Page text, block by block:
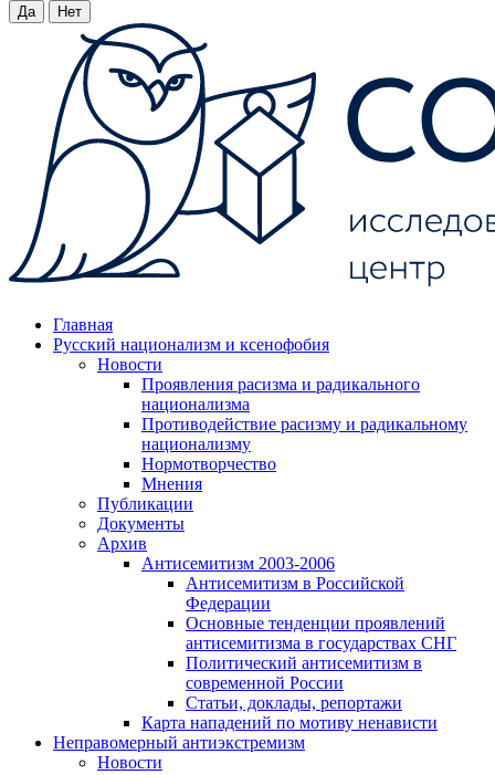
Да Нет
Главная
Русский национализм и ксенофобия
Новости
Проявления расизма и радикального
национализма
Противодействие расизму и радикальному
национализму
Нормотворчество
Мнения
Публикации
Документы
Архив
Антисемитизм 2003-2006
Антисемитизм в Российской
Федерации
Основные тенденции проявлений
антисемитизма в государствах СНГ
Политический антисемитизм в
современной России
Статьи, доклады, репортажи
Карта нападений по мотиву ненависти
Неправомерный антиэкстремизм
Новости